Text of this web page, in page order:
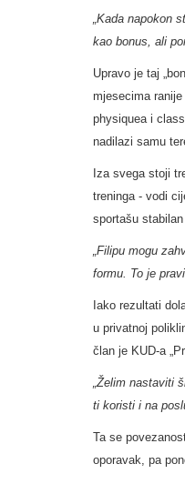
„Kada napokon
kao bonus, ali
Upravo je taj
mjesecima
physiquea i
nadilazi samu
Iza svega stoji
treninga - vodi
sportašu
„Filipu mogu
formu. To je
Iako rezultati
u privatnoj
član je KUD-a
„Želim nastaviti
ti koristi i na
Ta se
oporavak, pa